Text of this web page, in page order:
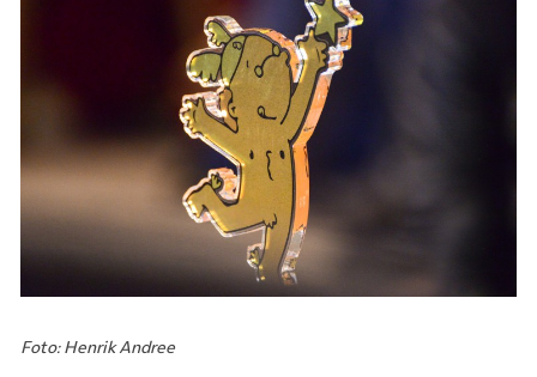
Foto: Henrik Andree